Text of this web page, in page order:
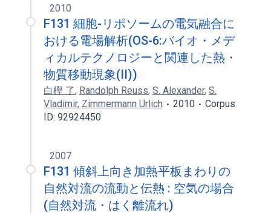
2010
F131 細胞-リポソームの電気融合に
おける電場解析(OS-6:バイオ・メデ
ィカルテクノロジーと関連した熱・
物質移動現象(II))
白樫 了, Randolph Reuss, S. Alexander, S.
Vladimir, Zimmermann Urlich 2010
Corpus
ID: 92924450
2007
F131 傾斜上向き加熱平板まわりの
自然対流の流動と伝熱 : 空気の場合
(自然対流・はく離流れ)